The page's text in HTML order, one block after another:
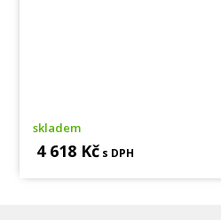
skladem
4 618 Kč s DPH